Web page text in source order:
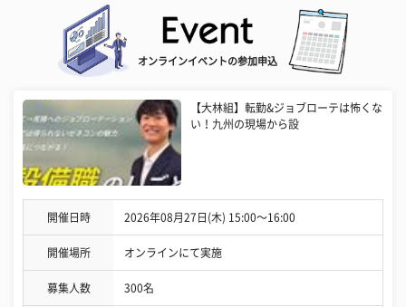
オンラインイベントの参加申込
【大林組】転勤&ジョブローテは怖くな
い！九州の現場から設
開催日時 2026年08月27日(木) 15:00〜16:00
開催場所 オンラインにて実施
募集人数 300名